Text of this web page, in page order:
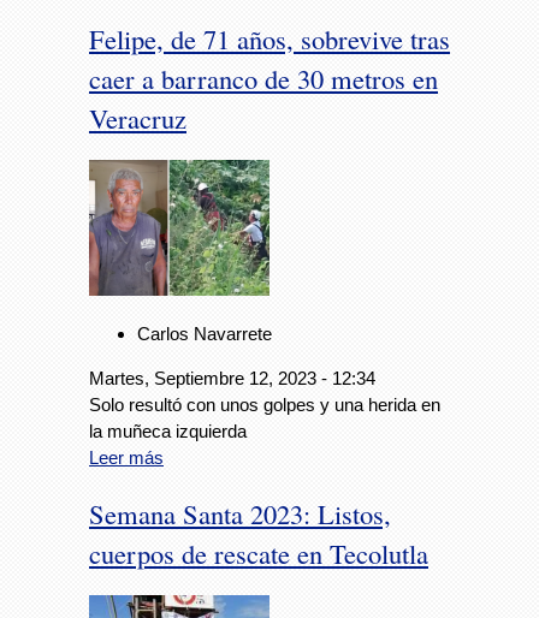
Felipe, de 71 años, sobrevive tras
caer a barranco de 30 metros en
Veracruz
Carlos Navarrete
Martes, Septiembre 12, 2023 - 12:34
Solo resultó con unos golpes y una herida en
la muñeca izquierda
Leer más
Semana Santa 2023: Listos,
cuerpos de rescate en Tecolutla